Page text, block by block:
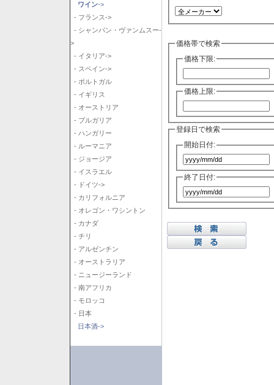
ワイン->
- フランス->
- シャンパン・ヴァンムスー-
>
- イタリア->
- スペイン->
- ポルトガル
- イギリス
- オーストリア
- ブルガリア
- ハンガリー
- ルーマニア
- ジョージア
- イスラエル
- ドイツ->
- カリフォルニア
- オレゴン・ワシントン
- カナダ
- チリ
- アルゼンチン
- オーストラリア
- ニュージーランド
- 南アフリカ
- モロッコ
- 日本
日本酒->
価格帯で検索
価格下限:
価格上限:
登録日で検索
開始日付:
終了日付: